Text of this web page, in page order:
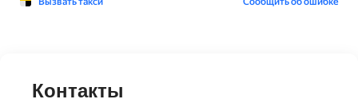
Контакты